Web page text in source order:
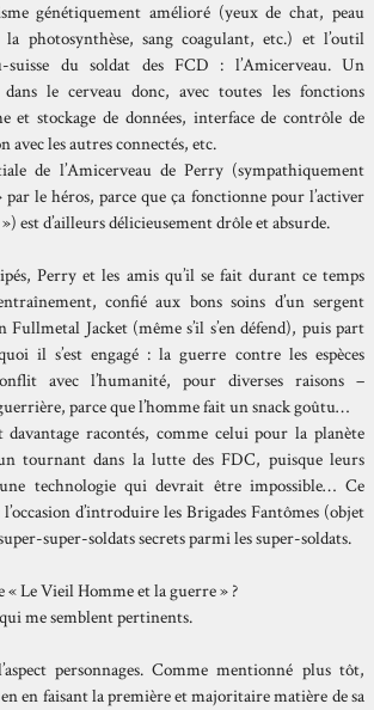
génétiquement amélioré (yeux de chat, peau
photosynthèse, sang coagulant, etc.) et l’outil
suisse du soldat des FCD : l’Amicerveau. Un
le cerveau donc, avec toutes les fonctions
et stockage de données, interface de contrôle de
avec les autres connectés, etc.
de l’Amicerveau de Perry (sympathiquement
le héros, parce que ça fonctionne pour l’activer
est d’ailleurs délicieusement drôle et absurde.
Perry et les amis qu’il se fait durant ce temps
confié aux bons soins d’un sergent
Jacket (même s’il s’en défend), puis part
il s’est engagé : la guerre contre les espèces
avec l’humanité, pour diverses raisons –
parce que l’homme fait un snack goûtu…
racontés, comme celui pour la planète
tournant dans la lutte des FDC, puisque leurs
technologie qui devrait être impossible… Ce
d’introduire les Brigades Fantômes (objet
super-soldats secrets parmi les super-soldats.
Le Vieil Homme et la guerre » ?
me semblent pertinents.
personnages. Comme mentionné plus tôt,
en faisant la première et majoritaire matière de sa